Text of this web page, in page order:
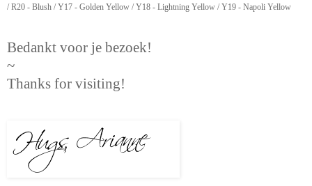
/ R20 - Blush / Y17 - Golden Yellow / Y18 - Lightning Yellow / Y19 - Napoli Yellow
Bedankt voor je bezoek!
~
Thanks for visiting!